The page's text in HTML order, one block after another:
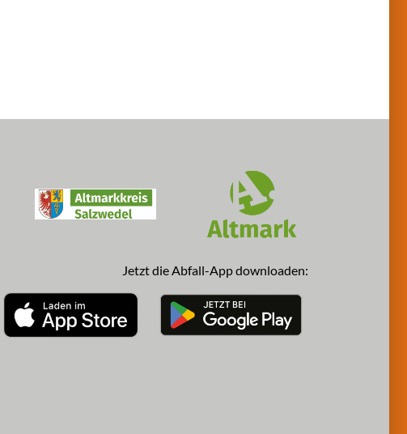
Jetzt die Abfall-App downloaden: